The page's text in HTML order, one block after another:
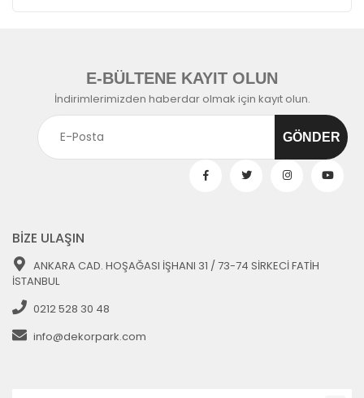
E-BÜLTENE KAYIT OLUN
İndirimlerimizden haberdar olmak için kayıt olun.
BİZE ULAŞIN
ANKARA CAD. HOŞAĞASI İŞHANI 31 / 73-74 SİRKECİ FATİH
İSTANBUL
0212 528 30 48
info@dekorpark.com